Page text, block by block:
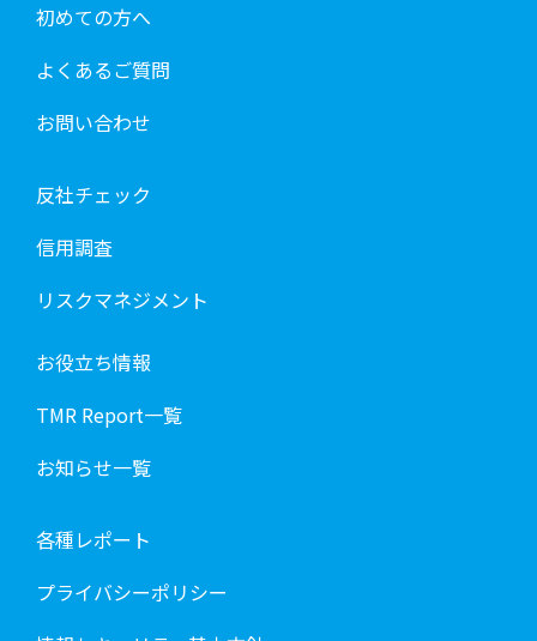
初めての方へ
よくあるご質問
お問い合わせ
反社チェック
信用調査
リスクマネジメント
お役立ち情報
TMR Report一覧
お知らせ一覧
各種レポート
プライバシーポリシー